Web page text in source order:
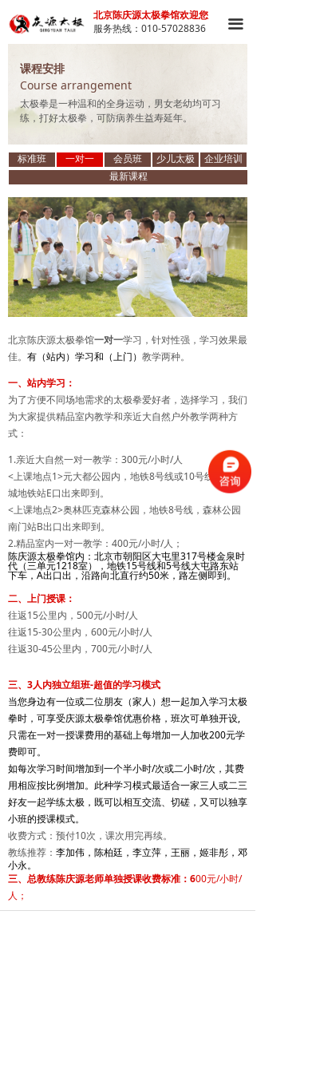
服务热线：010-57028836 끀
北京陈庆源太极拳馆欢迎您
太极拳是一种温和的全身运动，男女老幼均可习
练，打好太极拳，可防病养生益寿延年。
课程安排
Course arrangement
少儿太极
会员班
一对一
标准班
最新课程
企业培训
北京陈庆源太极拳馆一对一学习，针对性强，学习效果最
佳。 有（站内）学习和（上门） 教学两种。
一、站内学习：
为了方便不同场地需求的太极拳爱好者，选择学习，我们
为大家提供精品室内教学和亲近大自然户外教学两种方
式：
1.亲近大自然一对一教学：300元/小时/人
<上课地点1>元大都公园内，地铁8号线或10号线，北土
城地铁站E口出来即到。
<上课地点2>奥林匹克森林公园，地铁8号线，森林公园
南门站B出口出来即到。
2.精品室内一对一教学：400元/小时/人；
陈庆源太极拳馆内：北京市朝阳区大屯里317号楼金泉时
代（三单元1218室），地铁15号线和5号线大屯路东站
下车，A出口出，沿路向北直行约50米，路左侧即到。
二、上门授课：
往返15公里内，500元/小时/人
往返15-30公里内，600元/小时/人
往返30-45公里内，700元/小时/人
三、3人内独立组班-超值的学习模式
当您身边有一位或二位朋友（家人）想一起加入学习太极
拳时，可享受庆源太极拳馆优惠价格，班次可单独开设,
只需在一对一授课费用的基础上每增加一人加收200元学
费即可。
如每次学习时间增加到一个半小时/次或二小时/次，其费
用相应按比例增加。此种学习模式最适合一家三人或二三
好友一起学练太极，既可以相互交流、切磋，又可以独享
小班的授课模式。
收费方式：预付10次，课次用完再续。
教练推荐： 李加伟，陈柏廷，李立萍，王丽，姬非彤，邓
小永。
三、总教练陈庆源老师单独授课收费标准：600元/小时/
人；